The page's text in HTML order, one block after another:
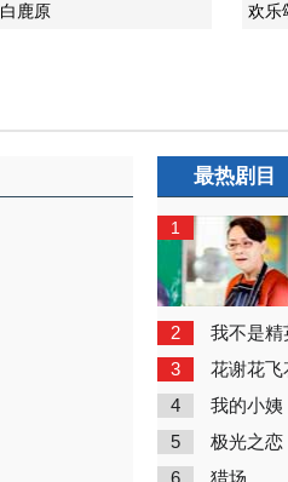
白鹿原 欢乐
最热剧目
1
2 我不是精
3 花谢花飞
4 我的小姨
5 极光之恋
6